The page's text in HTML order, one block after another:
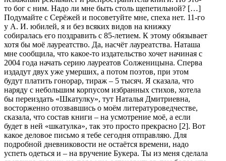
то бог с ним. Надо ли мне быть столь щепетильной? […]
Подумайте с Серёжей и посоветуйте мне, спеха нет. 11-го
у А. И. юбилей, я и без всяких видов на книжку
собиралась его поздравить с 85-летием. К этому обязывает
хотя бы моё лауреатство. Да, насчёт лауреатства. Наташа
мне сообщила, что какое-то издательство хочет начиная с
2004 года начать серию лауреатов Солженицына. Сперва
издадут двух уже умерших, а потом поэтов, при этом
будут платить гонорар, тираж – 5 тысяч. Я сказала, что
наряду с небольшим корпусом избранных стихов, хотела
бы переиздать «Шкатулку», тут Наталья Дмитриевна,
восторженно отозвавшись о моём литературоведчестве,
сказала, что состав книги – на усмотрение моё, а если
будет в ней «шкатулка», так это просто прекрасно [2]. Вот
какое деловое письмо я тебе сегодня отправляю. Для
подробной дневниковости не остаётся времени, надо
успеть одеться и – на вручение Букера. Ты из меня сделала